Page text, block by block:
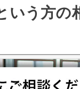
いう方の